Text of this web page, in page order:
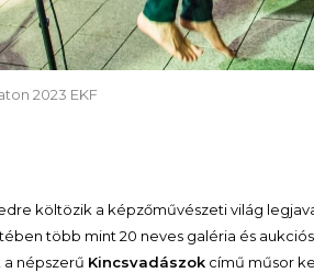
2023 EKF
költözik a képzőművészeti világ
több mint 20 neves galéria és
népszerű Kincsvadászok című műsor